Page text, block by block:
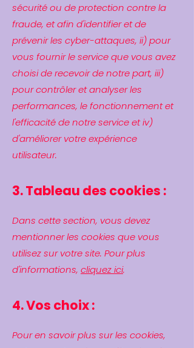
sécurité ou de protection contre la
fraude, et afin d'identifier et de
prévenir les cyber-attaques, ii) pour
vous fournir le service que vous avez
choisi de recevoir de notre part, iii)
pour contrôler et analyser les
performances, le fonctionnement et
l'efficacité de notre service et iv)
d'améliorer votre expérience
utilisateur.
3. Tableau des cookies :
Dans cette section, vous devez
mentionner les cookies que vous
utilisez sur votre site. Pour plus
d'informations, cliquez ici.
4. Vos choix :
Pour en savoir plus sur les cookies,